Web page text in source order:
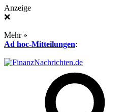
Anzeige
❌
Mehr »
Ad hoc-Mitteilungen: